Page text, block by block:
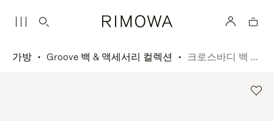
가방 Groove 백 & 액세서리 컬렉션 크로스바디 백 스몰